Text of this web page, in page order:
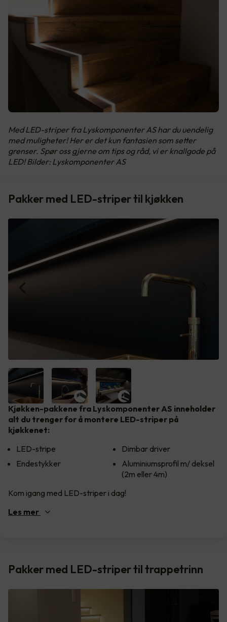
Med LED-striper fra Lyskomponenter AS har du uendelig
med muligheter! Her er det kun fantasien som setter
grenser. Spør oss gjerne om tips og råd, vi er knallgode på
LED! Bilder: Lyskomponenter AS
Pakker med LED-striper til kjøkken
Kjøkken-pakkene fra Lyskomponenter AS inneholder
alt du trenger for å montere LED-striper på
kjøkkenet:
LED-stripe
Endestykker
Dimbar driver
Aluminiumsprofil m/ deksel
(2m eller 4m)
Kom igang med LED-striper i dag!
Les mer
Pakker med LED-striper til trappetrinn